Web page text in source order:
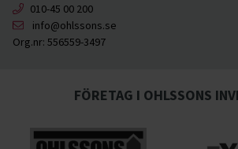
010-45 00 200
info@ohlssons.se
Org.nr: 556559-3497
FÖRETAG I OHLSSONS